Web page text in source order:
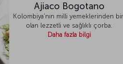
Ajiaco Bogotano
Kolombiya’nın milli yemeklerinden
olan lezzetli ve sağlıklı çorba.
Daha fazla bilgi